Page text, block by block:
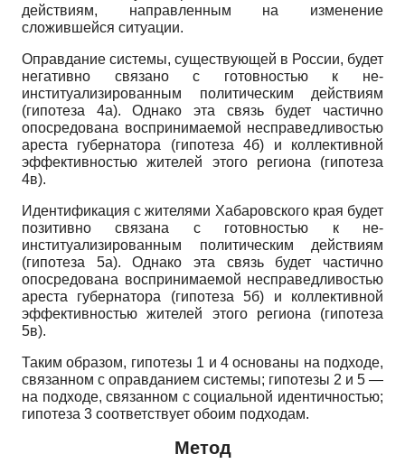
действиям, направленным на изменение
сложившейся ситуации.
Оправдание системы, существующей в России, будет
негативно связано с готовностью к не-
институализированным политическим действиям
(гипотеза 4а). Однако эта связь будет частично
опосредована воспринимаемой несправедливостью
ареста губернатора (гипотеза 4б) и коллективной
эффективностью жителей этого региона (гипотеза
4в).
Идентификация с жителями Хабаровского края будет
позитивно связана с готовностью к не-
институализированным политическим действиям
(гипотеза 5а). Однако эта связь будет частично
опосредована воспринимаемой несправедливостью
ареста губернатора (гипотеза 5б) и коллективной
эффективностью жителей этого региона (гипотеза
5в).
Таким образом, гипотезы 1 и 4 основаны на подходе,
связанном с оправданием системы; гипотезы 2 и 5 —
на подходе, связанном с социальной идентичностью;
гипотеза 3 соответствует обоим подходам.
Метод